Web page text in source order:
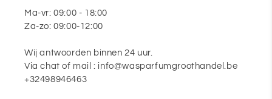
Ma-vr: 09:00 - 18:00
Za-zo: 09:00-12:00
Wij antwoorden binnen 24 uur.
Via chat of mail : info@wasparfumgroothandel.be
+32498946463